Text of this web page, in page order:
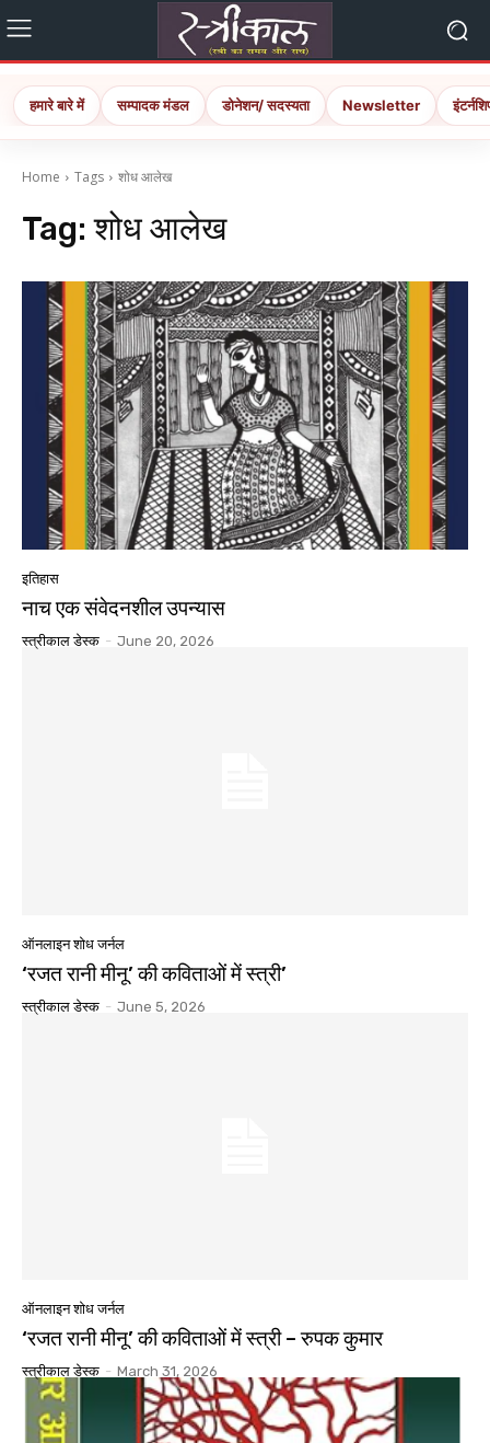
हमारे बारे में सम्पादक मंडल डोनेशन/ सदस्यता Newsletter
Home Tags शोध आलेख
Tag:शोध आलेख
इतिहास
नाच एक संवेदनशील उपन्यास
स्त्रीकाल डेस्क - June 20, 2026
ऑनलाइन शोध जर्नल
‘रजत रानी मीनू’ की कविताओं में स्त्री’
स्त्रीकाल डेस्क - June 5, 2026
ऑनलाइन शोध जर्नल
‘रजत रानी मीनू’ की कविताओं में स्त्री – रुपक कुमार
स्त्रीकाल डेस्क - March 31, 2026